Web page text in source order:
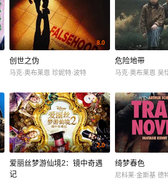
8.0
创世之伪
马克·奥布莱恩 珍妮特·波特
危险地带
马克·奥布莱恩 吴
2.0
爱丽丝梦游仙境2：镜中奇遇
记
绮梦春色
尼科莱·金斯基 德